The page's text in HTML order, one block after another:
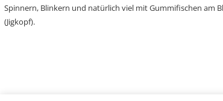
Spinnern, Blinkern und natürlich viel mit Gummifischen am
(Jigkopf).